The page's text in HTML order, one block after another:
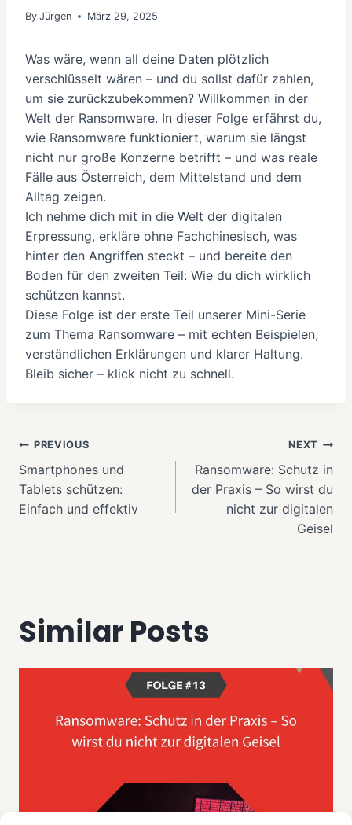
By Jürgen März 29, 2025
Was wäre, wenn all deine Daten plötzlich
verschlüsselt wären – und du sollst dafür zahlen,
um sie zurückzubekommen? Willkommen in der
Welt der Ransomware. In dieser Folge erfährst du,
wie Ransomware funktioniert, warum sie längst
nicht nur große Konzerne betrifft – und was reale
Fälle aus Österreich, dem Mittelstand und dem
Alltag zeigen.
Ich nehme dich mit in die Welt der digitalen
Erpressung, erkläre ohne Fachchinesisch, was
hinter den Angriffen steckt – und bereite den
Boden für den zweiten Teil: Wie du dich wirklich
schützen kannst.
Diese Folge ist der erste Teil unserer Mini-Serie
zum Thema Ransomware – mit echten Beispielen,
verständlichen Erklärungen und klarer Haltung.
Bleib sicher – klick nicht zu schnell.
Beitragsnavigation
PREVIOUS
Smartphones und
Tablets schützen:
Einfach und effektiv
NEXT
Ransomware: Schutz in
der Praxis – So wirst du
nicht zur digitalen
Geisel
Similar Posts